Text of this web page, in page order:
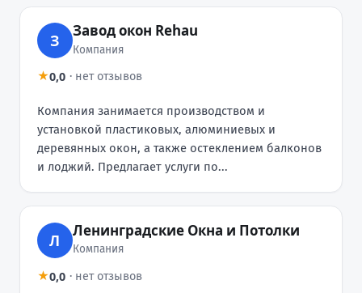
З
Завод окон Rehau
Компания
★0,0 · нет отзывов
Компания занимается производством и
установкой пластиковых, алюминиевых и
деревянных окон, а также остеклением балконов
и лоджий. Предлагает услуги по...
Л
Ленинградские Окна и Потолки
Компания
★0,0 · нет отзывов